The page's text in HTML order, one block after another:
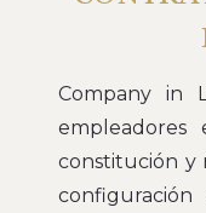
Company in
empleadores
constitución y